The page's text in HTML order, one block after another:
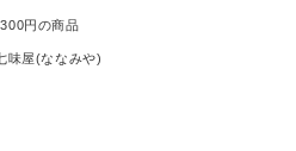
円の商品
味屋(ななみや)